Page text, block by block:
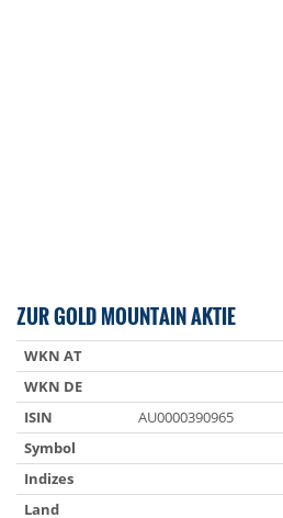
ZUR GOLD MOUNTAIN AKTIE
WKN AT
WKN DE
ISIN
AU0000390965
Symbol
Indizes
Land